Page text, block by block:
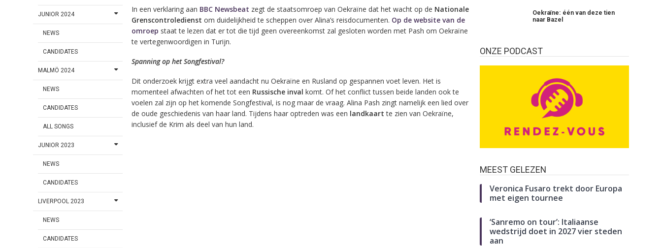
JUNIOR 2024
NEWS
CANDIDATES
MALMÖ 2024
NEWS
CANDIDATES
ALL SONGS
JUNIOR 2023
NEWS
CANDIDATES
LIVERPOOL 2023
NEWS
CANDIDATES
In een verklaring aan BBC Newsbeat zegt de staatsomroep van Oekraïne dat het wacht op de Nationale
Grenscontroledienst om duidelijkheid te scheppen over Alina’s reisdocumenten. Op de website van de
omroep staat te lezen dat er tot die tijd geen overeenkomst zal gesloten worden met Pash om Oekraïne
te vertegenwoordigen in Turijn.
Spanning op het Songfestival?
Dit onderzoek krijgt extra veel aandacht nu Oekraïne en Rusland op gespannen voet leven. Het is
momenteel afwachten of het tot een Russische inval komt. Of het conflict tussen beide landen ook te
voelen zal zijn op het komende Songfestival, is nog maar de vraag. Alina Pash zingt namelijk een lied over
de oude geschiedenis van haar land. Tijdens haar optreden was een landkaart te zien van Oekraïne,
inclusief de Krim als deel van hun land.
Oekraïne: één van deze tien
naar Bazel
ONZE PODCAST
MEEST GELEZEN
Veronica Fusaro trekt door Europa
met eigen tournee
‘Sanremo on tour’: Italiaanse
wedstrijd doet in 2027 vier steden
aan